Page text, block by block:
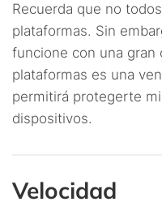
Recuerda que no
plataformas. Sin
funcione con una gran
plataformas es una
permitirá protegerte
dispositivos.
Velocidad